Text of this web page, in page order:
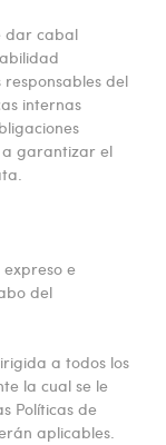
dar cabal
del
internas
a garantizar el
e
del
a todos los
la cual se le
Políticas de
aplicables.